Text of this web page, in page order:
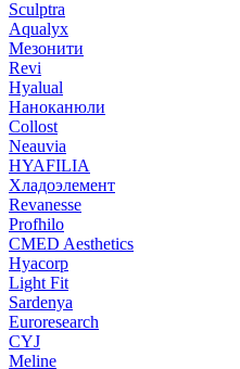
Sculptra
Aqualyx
Мезонити
Revi
Hyalual
Наноканюли
Collost
Neauvia
HYAFILIA
Хладоэлемент
Revanesse
Profhilo
CMED Aesthetics
Hyacorp
Light Fit
Sardenya
Euroresearch
CYJ
Meline